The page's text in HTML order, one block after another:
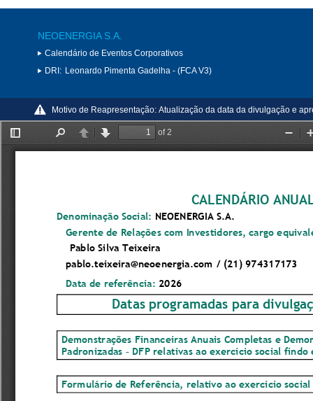
NEOENERGIA S.A.
Calendário de Eventos Corporativos
DRI: Leonardo Pimenta Gadelha - (FCA V3)
Motivo de Reapresentação: Atualização da data da divulgação e